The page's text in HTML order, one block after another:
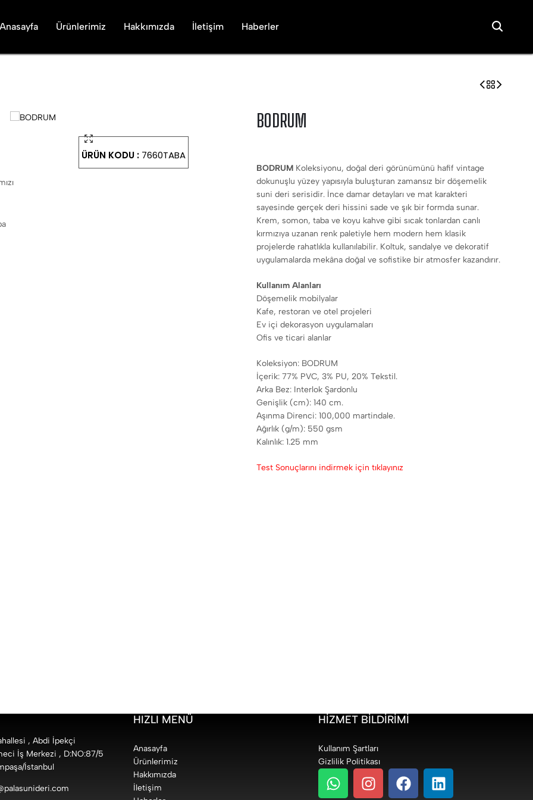
Anasayfa Ürünlerimiz Hakkımızda İletişim Haberler
ÜRÜN KODU : 7660TABA
BODRUM
BODRUM Koleksiyonu, doğal deri görünümünü hafif vintage
dokunuşlu yüzey yapısıyla buluşturan zamansız bir döşemelik
suni deri serisidir. İnce damar detayları ve mat karakteri
sayesinde gerçek deri hissini sade ve şık bir formda sunar.
Krem, somon, taba ve koyu kahve gibi sıcak tonlardan canlı
kırmızıya uzanan renk paletiyle hem modern hem klasik
projelerde rahatlıkla kullanılabilir. Koltuk, sandalye ve dekoratif
uygulamalarda mekâna doğal ve sofistike bir atmosfer kazandırır.
Kullanım Alanları
Döşemelik mobilyalar
Kafe, restoran ve otel projeleri
Ev içi dekorasyon uygulamaları
Ofis ve ticari alanlar
Koleksiyon: BODRUM
İçerik: 77% PVC, 3% PU, 20% Tekstil.
Arka Bez: Interlok Şardonlu
Genişlik (cm): 140 cm.
Aşınma Direnci: 100,000 martindale.
Ağırlık (g/m): 550 gsm
Kalınlık: 1.25 mm
Test Sonuçlarını indirmek için tıklayınız
, Abdi İpekçi
İş Merkezi , D:NO:87/5
İstanbul
HIZLI MENÜ
Anasayfa
Ürünlerimiz
Hakkımızda
İletişim
HIZMET BILDIRIMI
Kullanım Şartları
Gizlilik Politikası